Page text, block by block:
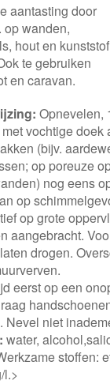
aantasting door
op wanden,
hout en kunststof
te gebruiken
en caravan.
Opnevelen,
vochtige doek
(bijv.
op poreuze
nog eens
op
op grote
aangebracht.
drogen.
eerst op een
Nevel niet
water,
stoffen: